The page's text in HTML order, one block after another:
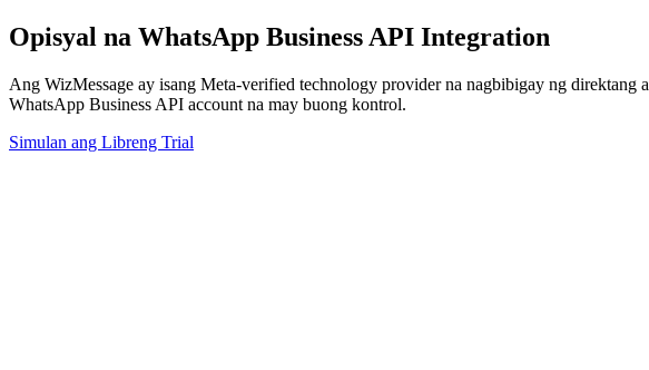
Opisyal na WhatsApp Business API Integration
Ang WizMessage ay isang Meta-verified technology provider na nagbibigay ng
WhatsApp Business API account na may buong kontrol.
Simulan ang Libreng Trial